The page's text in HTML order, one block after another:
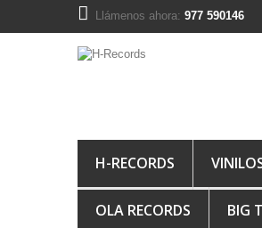
Llámenos ahora: 977 590146
H-RECORDS
OLA RECORDS BIG